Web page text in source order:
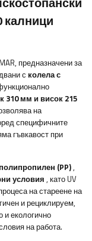
калници
предназначени за
с колела с
310 мм и висок 215
на
специфичните
гъвкавост при
полипропилен (PP),
условия, като UV
на стареене на
и рециклируем,
и екологично
на работа.